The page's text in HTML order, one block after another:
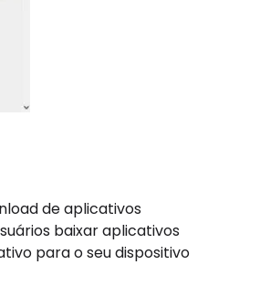
de aplicativos
baixar aplicativos
para o seu dispositivo